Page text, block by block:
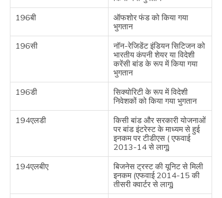
196बी
ऑफशोर फंड को किया गया
भुगतान
196सी
नॉन-रेजिडेंट इंडियन सिटिजन को
भारतीय कंपनी शेयर या विदेशी
करेंसी बांड के रूप में किया गया
भुगतान
196डी
सिक्योरिटी के रूप में विदेशी
निवेशकों को किया गया भुगतान
194एलडी
किसी बांड और सरकारी योजनाओं
पर बांड इंटरेस्ट के माध्यम से हुई
इनकम पर टीडीएस ( एफवाई
2013-14 से लागू)
194एलबीए
बिजनेस ट्रस्ट की यूनिट से मिली
इनकम (एफवाई 2014-15 की
तीसरी क्वार्टर से लागू)